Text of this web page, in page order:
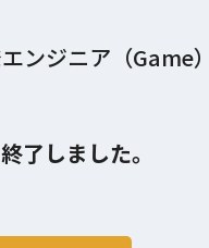
ンジニア（Game）
了しました。